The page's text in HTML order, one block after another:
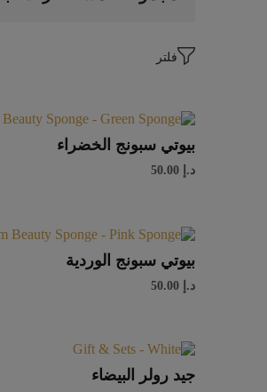
فلتر
بيوتي سبونج الخضراء
د.إ 50.00
بيوتي سبونج الوردية
د.إ 50.00
جيد رولر البيضاء